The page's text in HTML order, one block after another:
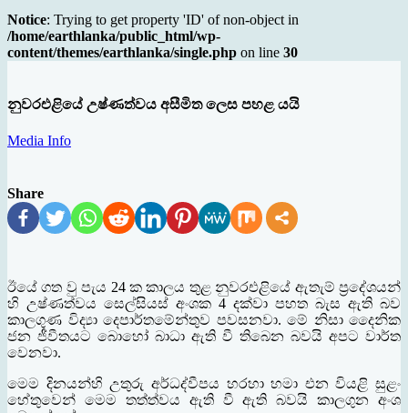
Notice: Trying to get property 'ID' of non-object in
/home/earthlanka/public_html/wp-
content/themes/earthlanka/single.php on line 30
නුවරඑළියේ උෂ්ණත්වය අසීමිත ලෙස පහළ යයි
Media Info
Share
ඊයේ ගත වු පැය 24 ක කාලය තුළ නුවරඑළියේ ඇතැම් ප‍්‍රදේශයන්
හි උෂ්ණත්වය සෙල්සියස් අංශක 4 දක්වා පහත බැස ඇති බව
කාලගුණ විද්‍යා දෙපාර්තමේන්තුව පවසනවා. මේ නිසා දෛනික
ජන ජීවීතයට බොහෝ බාධා ඇති වී තිබෙන බවයි අපට වාර්ත
වෙනවා.
මෙම දිනයන්හි උතුරු අර්ධද්වීපය හරහා හමා එන වියළි සුළං
හේතුවෙන් මෙම තත්ත්වය ඇති වී ඇති බවයි කාලගුන අංශ